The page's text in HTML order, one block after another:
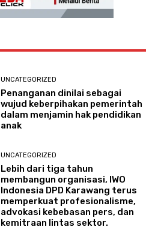
UNCATEGORIZED
Penanganan dinilai sebagai
wujud keberpihakan pemerintah
dalam menjamin hak pendidikan
anak
UNCATEGORIZED
Lebih dari tiga tahun
membangun organisasi, IWO
Indonesia DPD Karawang terus
memperkuat profesionalisme,
advokasi kebebasan pers, dan
kemitraan lintas sektor.